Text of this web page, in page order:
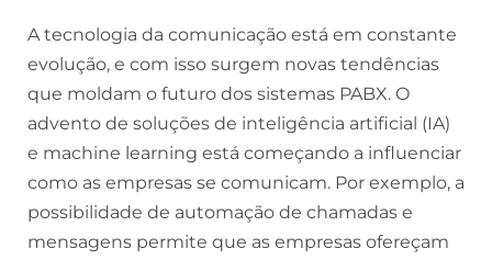
A tecnologia da comunicação está em constante
evolução, e com isso surgem novas tendências
que moldam o futuro dos sistemas PABX. O
advento de soluções de inteligência artificial (IA)
e machine learning está começando a influenciar
como as empresas se comunicam. Por exemplo, a
possibilidade de automação de chamadas e
mensagens permite que as empresas ofereçam